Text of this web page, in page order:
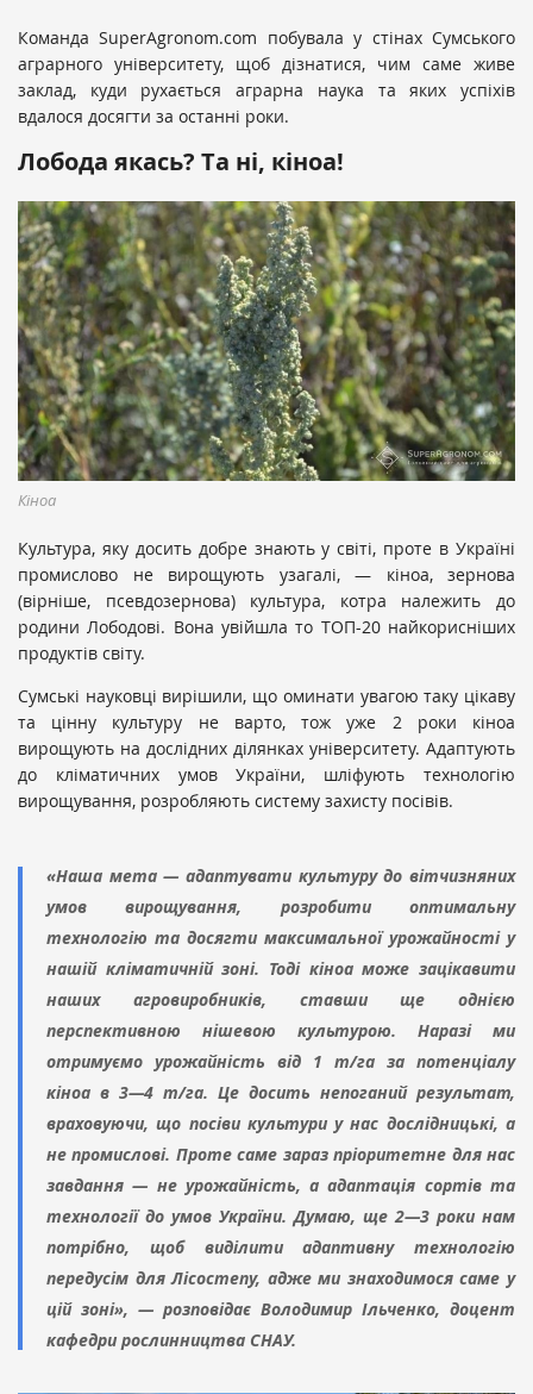
Команда SuperAgronom.com побувала у стінах Сумського
аграрного університету, щоб дізнатися, чим саме живе
заклад, куди рухається аграрна наука та яких успіхів
вдалося досягти за останні роки.
Лобода якась? Та ні, кіноа!
Кіноа
Культура, яку досить добре знають у світі, проте в Україні
промислово не вирощують узагалі, — кіноа, зернова
(вірніше, псевдозернова) культура, котра належить до
родини Лободові. Вона увійшла то ТОП-20 найкорисніших
продуктів світу.
Сумські науковці вирішили, що оминати увагою таку цікаву
та цінну культуру не варто, тож уже 2 роки кіноа
вирощують на дослідних ділянках університету. Адаптують
до кліматичних умов України, шліфують технологію
вирощування, розробляють систему захисту посівів.
«Наша мета — адаптувати культуру до вітчизняних
умов вирощування, розробити оптимальну
технологію та досягти максимальної урожайності у
нашій кліматичній зоні. Тоді кіноа може зацікавити
наших агровиробників, ставши ще однією
перспективною нішевою культурою. Наразі ми
отримуємо урожайність від 1 т/га за потенціалу
кіноа в 3—4 т/га. Це досить непоганий результат,
враховуючи, що посіви культури у нас дослідницькі, а
не промислові. Проте саме зараз пріоритетне для нас
завдання — не урожайність, а адаптація сортів та
технології до умов України. Думаю, ще 2—3 роки нам
потрібно, щоб виділити адаптивну технологію
передусім для Лісостепу, адже ми знаходимося саме у
цій зоні», — розповідає Володимир Ільченко, доцент
кафедри рослинництва СНАУ.